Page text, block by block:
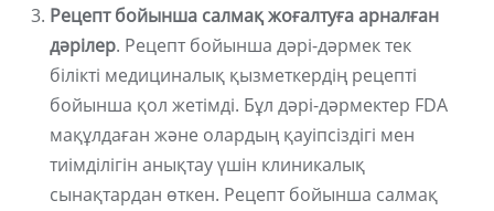
Рецепт бойынша салмақ жоғалтуға арналған
дәрілер. Рецепт бойынша дәрі-дәрмек тек
білікті медициналық қызметкердің рецепті
бойынша қол жетімді. Бұл дәрі-дәрмектер FDA
мақұлдаған және олардың қауіпсіздігі мен
тиімділігін анықтау үшін клиникалық
сынақтардан өткен. Рецепт бойынша салмақ